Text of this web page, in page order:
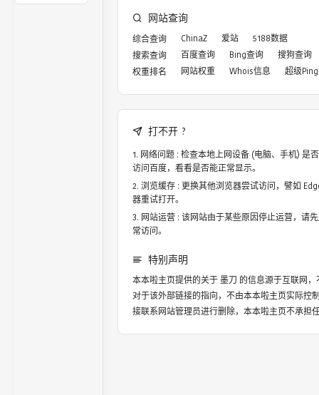
网站查询
综合查询 ChinaZ 爱站
5188数据
搜索查询
百度查询 Bing查询
搜狗查询
权重排名
网站权重 Whois信息 超级Ping
打不开 ?
网络问题 : 检查本地上网设备 (电脑、手机) 是
访问百度，看看是否能正常显示。
浏览缓存 : 更换其他浏览器尝试访问，譬如
器重试打开。
网站运营 : 该网站由于某些原因停止运营，请
常访问。
特别声明
本本啦主页提供的关于墨刀 的信息源于互联网
对于该外部链接的指向，不由本本啦主页实际控
接联系网站管理员进行删除，本本啦主页不承担